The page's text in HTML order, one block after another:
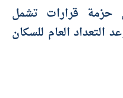
حزمة قرارات تشمل
التعداد العام للسكان